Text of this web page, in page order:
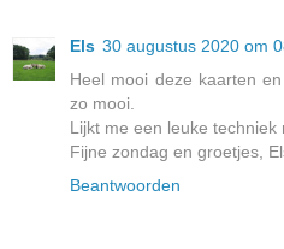
Els 30 augustus 2020 om
Heel mooi deze kaarten
zo mooi.
Lijkt me een leuke techniek
Fijne zondag en groetjes,
Beantwoorden